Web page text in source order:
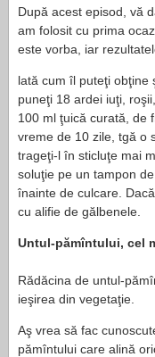
După acest episod, vă
am folosit cu prima
este vorba, iar
lată cum îl puteţi obţine
puneţi 18 ardei iuţi,
100 ml ţuică curată, de
vreme de 10 zile, tgă o
trageţi-l în sticluţe mai
soluţie pe un tampon
înainte de culcare.
cu alifie de gălbenele.
Untul-pămîntului, cel
Rădăcina de untul-
ieşirea din vegetaţie.
Aş vrea să fac
pămîntului care alină